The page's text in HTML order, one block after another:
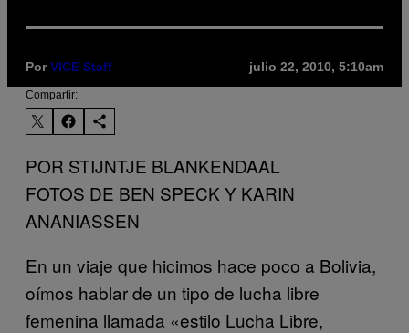
PorVICE Staff julio 22, 2010, 5:10am
Compartir:
POR STIJNTJE BLANKENDAAL
FOTOS DE BEN SPECK Y KARIN
ANANIASSEN
En un viaje que hicimos hace poco a Bolivia,
oímos hablar de un tipo de lucha libre
femenina llamada «estilo Lucha Libre,